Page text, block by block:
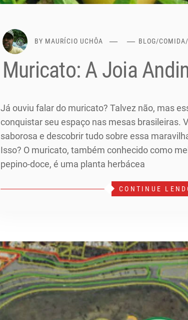
BY MAURÍCIO UCHÔA BLOG/COMIDA/
Muricato: A Joia
Já ouviu falar do muricato? Talvez não, mas
conquistar seu espaço nas mesas brasileiras.
saborosa e descobrir tudo sobre essa
Isso? O muricato, também conhecido como
pepino-doce, é uma planta herbácea
CONTINUE